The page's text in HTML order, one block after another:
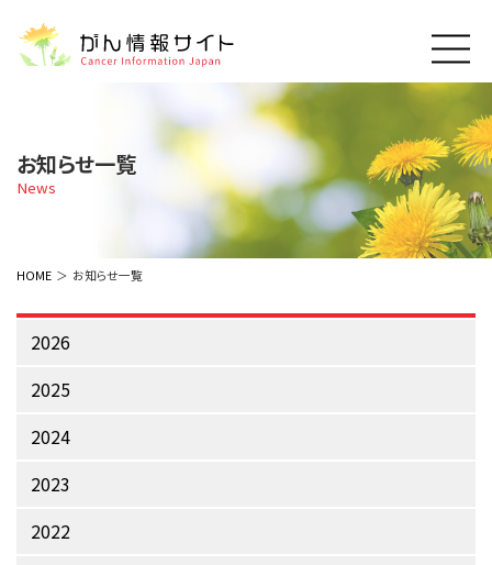
About Cancer Information Japan
ご利用規約
お問い合わせ
関連リンク
がんの種類
頭頸部
消化管
肝胆膵
泌尿器
内分泌
最新がん情報
治療（成人）
スクリーニング（検診）
予防
遺伝学的情報
がん用語辞書
News
お知らせ一覧
News
HOME お知らせ一覧
2026
2025
2024
2023
2022